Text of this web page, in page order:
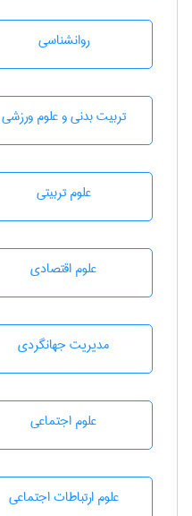
روانشناسی
تربيت بدنی و علوم ورزشی
علوم تربيتی
علوم اقتصادی
مديريت جهانگردی
علوم اجتماعی
علوم ارتباطات اجتماعی